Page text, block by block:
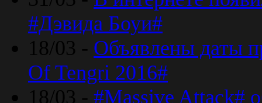
#Дэвида Боуи#
18/03 - Объявлены даты
Of Tengri 2016#
18/03 - #Massive Attack#